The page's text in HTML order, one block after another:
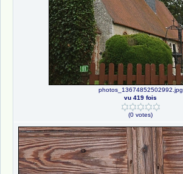
photos_13674852502992.jpg
vu 419 fois
(0 votes)